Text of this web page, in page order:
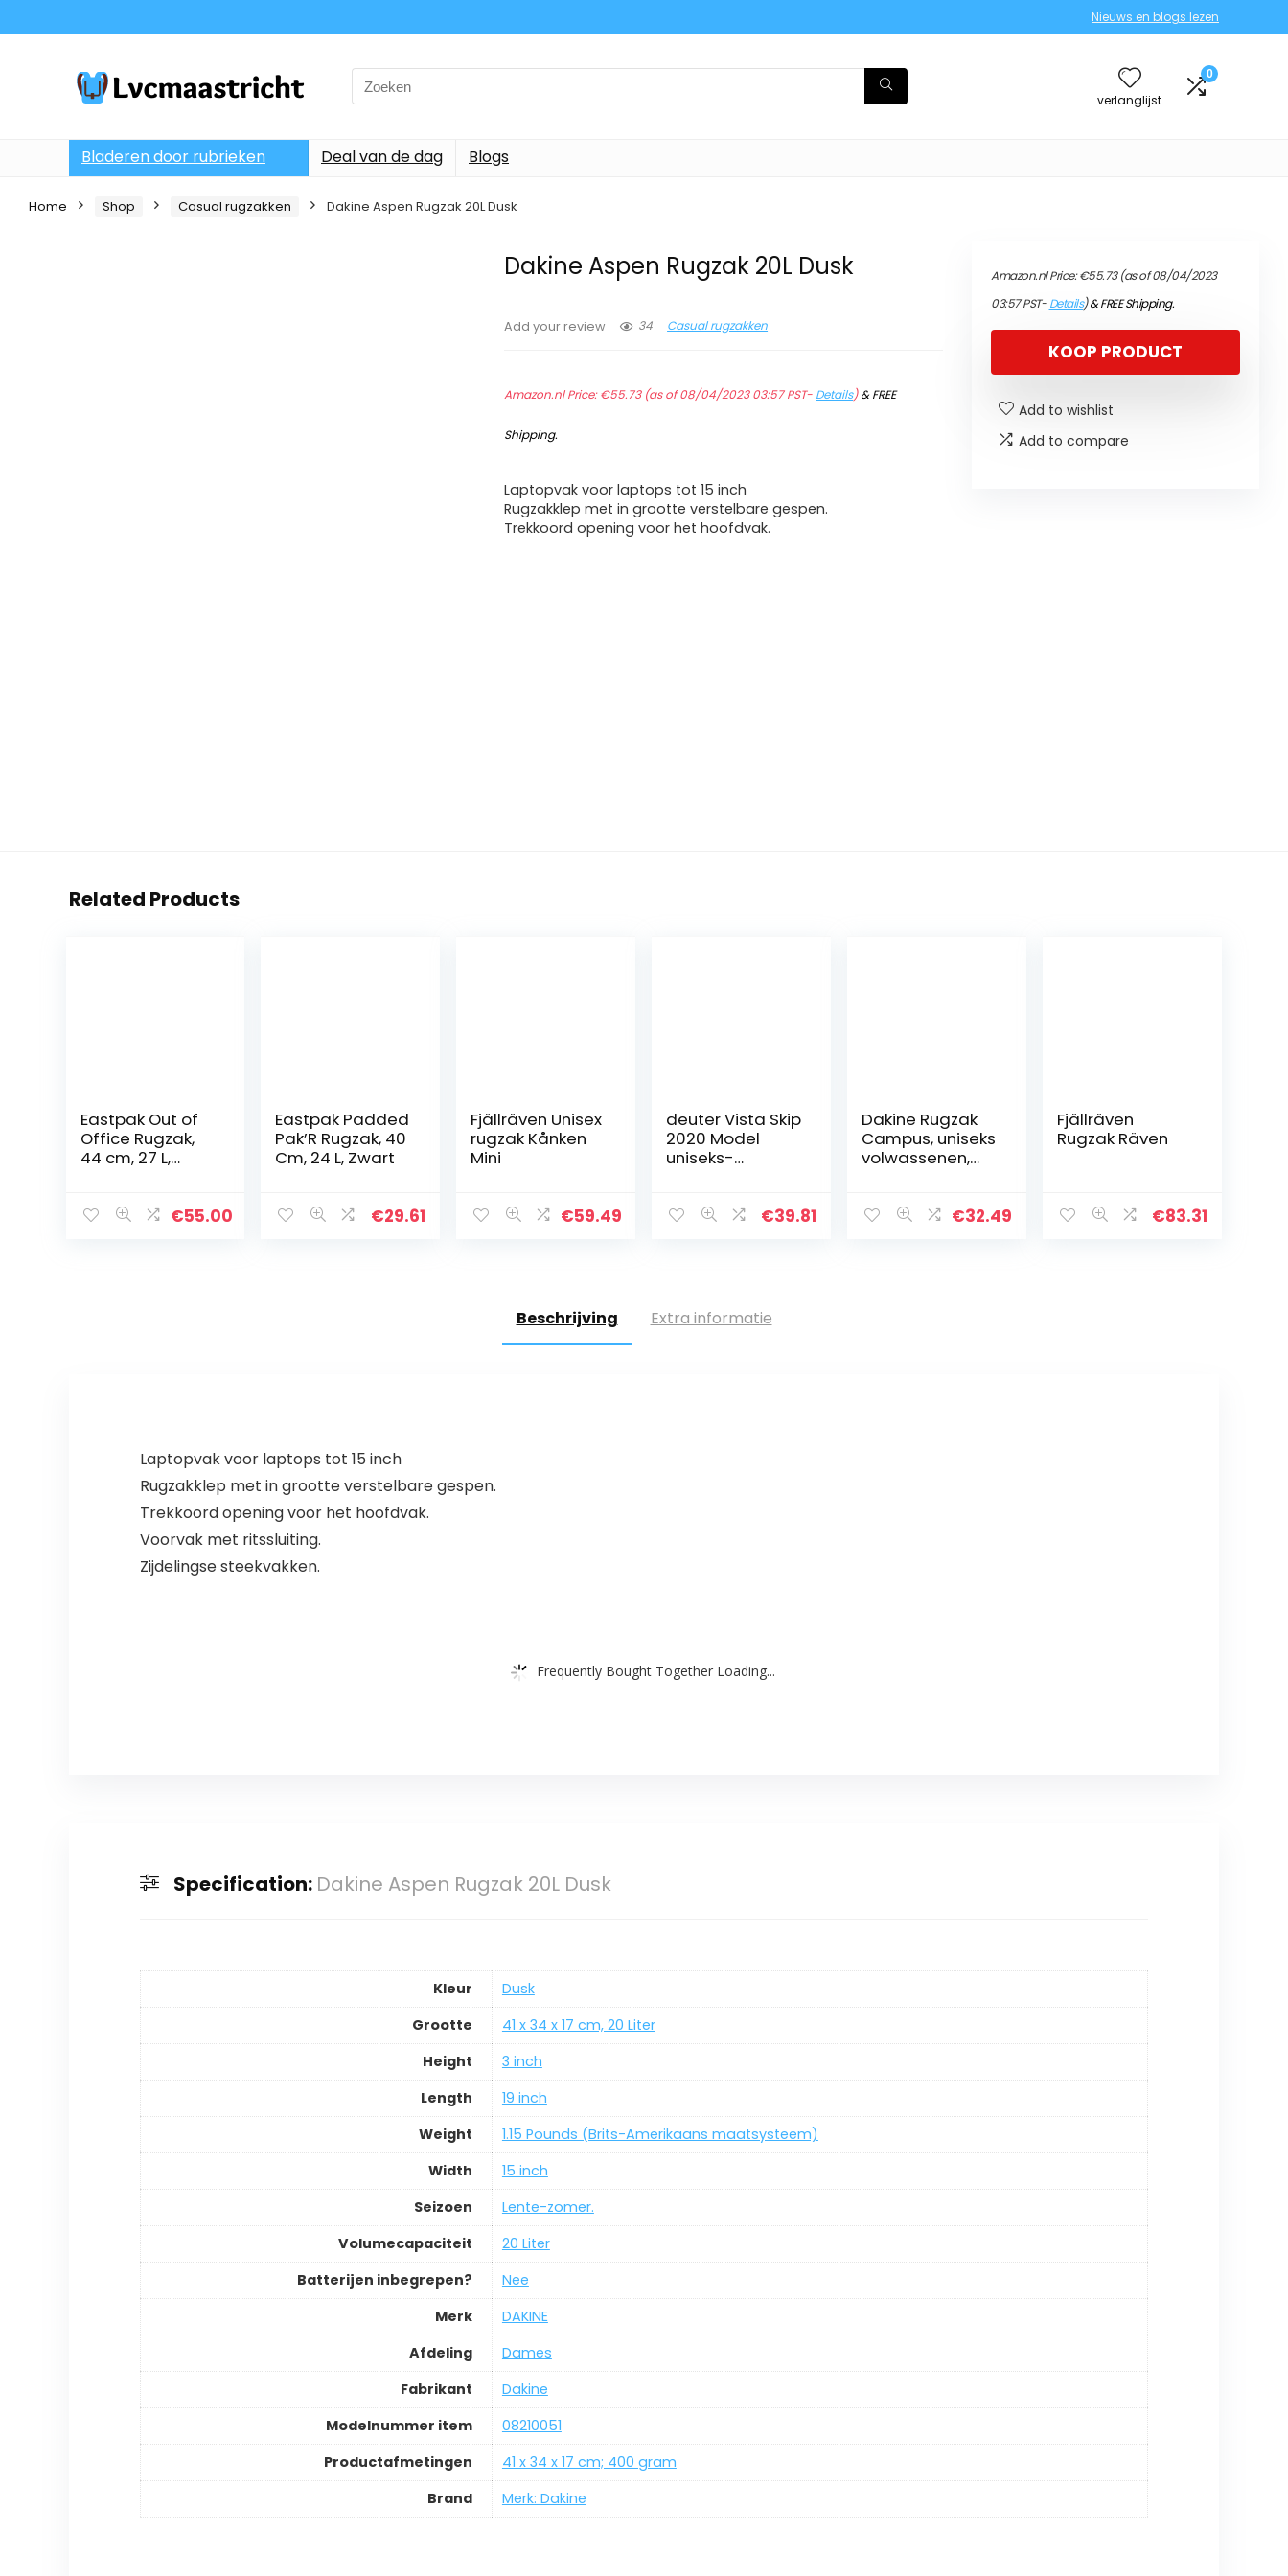
Nieuws en blogs lezen
Search
for:
verlanglijst
0
Bladeren door rubrieken Deal van de dag Blogs
Home Shop Casual rugzakken Dakine Aspen Rugzak 20L Dusk
Dakine Aspen Rugzak 20L Dusk
Add your review 34 Casual rugzakken
Amazon.nl Price:€55.73(as of 08/04/2023 03:57 PST- Details)&FREE
Shipping.
Laptopvak voor laptops tot 15 inch
Rugzakklep met in grootte verstelbare gespen.
Trekkoord opening voor het hoofdvak.
Amazon.nl Price:€55.73(as of 08/04/2023
03:57 PST-Details)&FREE Shipping.
KOOP PRODUCT
Add to wishlist
Add to compare
Related Products
Eastpak Out of
Office Rugzak,
44 cm, 27 L,
€55.00
Eastpak Padded
Pak’R Rugzak, 40
Cm, 24 L, Zwart
€29.61
Fjällräven Unisex
rugzak Kånken
Mini
€59.49
deuter Vista Skip
2020 Model
uniseks-
€39.81
Dakine Rugzak
Campus, uniseks
volwassenen,
33L
€32.49
Fjällräven
Rugzak Räven
€83.31
Beschrijving Extra informatie
Laptopvak voor laptops tot 15 inch
Rugzakklep met in grootte verstelbare gespen.
Trekkoord opening voor het hoofdvak.
Voorvak met ritssluiting.
Zijdelingse steekvakken.
Frequently Bought Together Loading...
Specification: Dakine Aspen Rugzak 20L Dusk
Kleur
‎Dusk
Grootte
‎41 x 34 x 17 cm, 20 Liter
Height
‎3 inch
Length
‎19 inch
Weight
‎1.15 Pounds (Brits-Amerikaans maatsysteem)
Width
‎15 inch
Seizoen
‎Lente-zomer.
Volumecapaciteit
‎20 Liter
Batterijen inbegrepen?
‎Nee
Merk
‎DAKINE
Afdeling
‎Dames
Fabrikant
‎Dakine
Modelnummer item
‎08210051
Productafmetingen
‎41 x 34 x 17 cm; 400 gram
Brand
Merk: Dakine